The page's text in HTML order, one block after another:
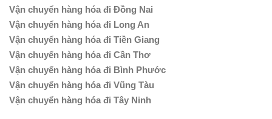
Vận chuyển hàng hóa đi Đồng Nai
Vận chuyển hàng hóa đi Long An
Vận chuyển hàng hóa đi Tiền Giang
Vận chuyển hàng hóa đi Cần Thơ
Vận chuyển hàng hóa đi Bình Phước
Vận chuyển hàng hóa đi Vũng Tàu
Vận chuyển hàng hóa đi Tây Ninh